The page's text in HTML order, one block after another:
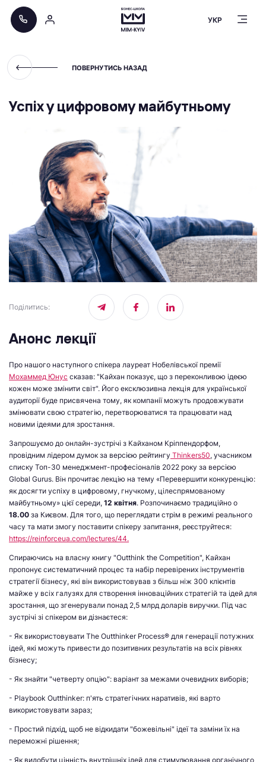
УКР
ПОВЕРНУТИСЬ НАЗАД
Успіх у цифровому майбутньому
Поділитись:
Анонс лекції
Про нашого наступного спікера лауреат Нобелівської премії
Мохаммед Юнус сказав: "Кайхан показує, що з переконливою ідеєю
кожен може змінити світ". Його ексклюзивна лекція для української
аудиторії буде присвячена тому, як компанії можуть продовжувати
змінювати свою стратегію, перетворюватися та працювати над
новими ідеями для зростання.
Запрошуємо до онлайн-зустрічі з Кайханом Кріппендорфом,
провідним лідером думок за версією рейтингу Thinkers50, учасником
списку Топ-30 менеджмент-професіоналів 2022 року за версією
Global Gurus. Він прочитає лекцію на тему «Перевершити конкуренцію:
як досягти успіху в цифровому, гнучкому, цілеспрямованому
майбутньому» цієї середи, 12 квітня. Розпочинаємо традиційно о
18.00 за Києвом. Для того, що переглядати стрім в режимі реального
часу та мати змогу поставити спікеру запитання, реєструйтеся:
https://reinforceua.com/lectures/44.
Спираючись на власну книгу "Outthink the Competition", Кайхан
пропонує систематичний процес та набір перевірених інструментів
стратегії бізнесу, які він використовував з більш ніж 300 клієнтів
майже у всіх галузях для створення інноваційних стратегій та ідей для
зростання, що згенерували понад 2,5 млрд доларів виручки. Під час
зустрічі зі спікером ви дізнаєтеся:
- Як використовувати The Outthinker Process® для генерації потужних
ідей, які можуть привести до позитивних результатів на всіх рівнях
бізнесу;
- Як знайти "четверту опцію": варіант за межами очевидних виборів;
- Playbook Outthinker: п'ять стратегічних наративів, які варто
використовувати зараз;
- Простий підхід, щоб не відкидати "божевільні" ідеї та заміни їх на
переможні рішення;
- Як видобути цінність внутрішніх ідей для стимулювання органічного